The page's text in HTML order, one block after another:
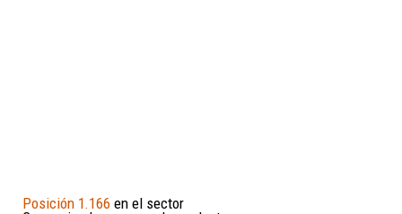
Posición 1.166 en el sector